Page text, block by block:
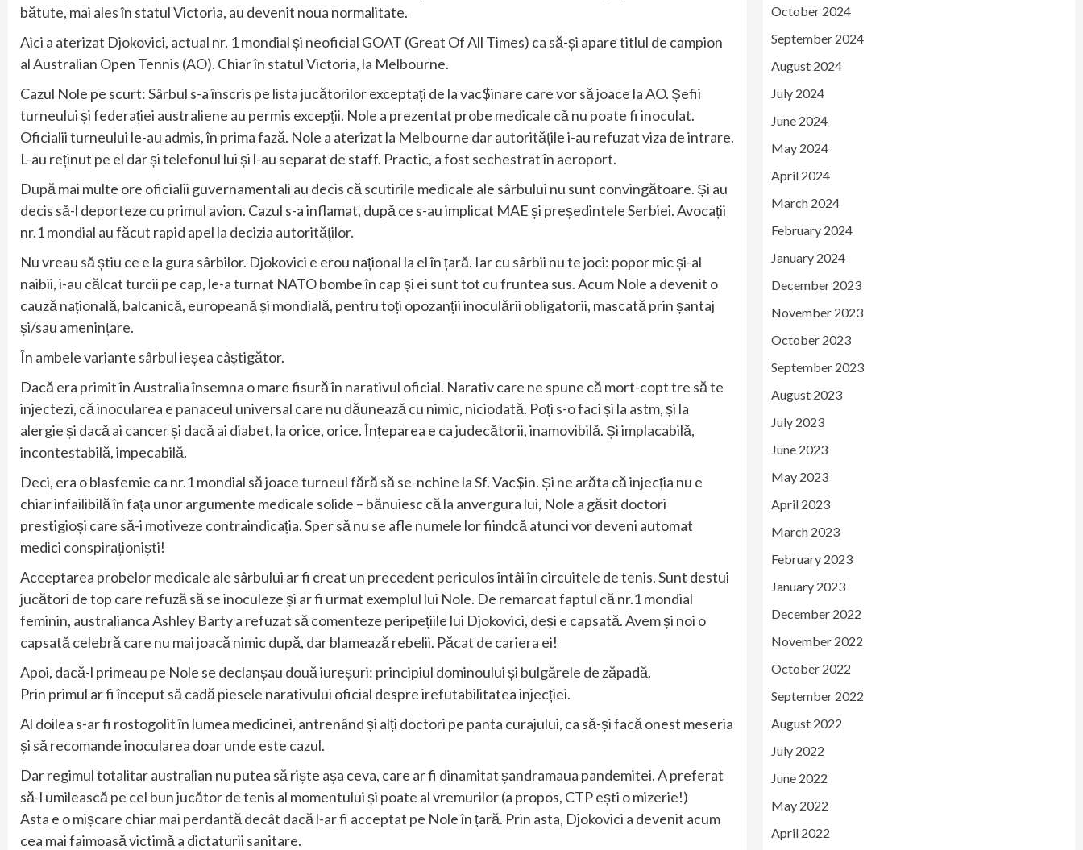
bătute, mai ales în statul Victoria, au devenit noua normalitate.
Aici a aterizat Djokovici, actual nr. 1 mondial și neoficial GOAT (Great Of All Times) ca să-și apare titlul de campion
al Australian Open Tennis (AO). Chiar în statul Victoria, la Melbourne.
Cazul Nole pe scurt: Sârbul s-a înscris pe lista jucătorilor exceptați de la vac$inare care vor să joace la AO. Șefii
turneului și federației australiene au permis excepții. Nole a prezentat probe medicale că nu poate fi inoculat.
Oficialii turneului le-au admis, în prima fază. Nole a aterizat la Melbourne dar autoritățile i-au refuzat viza de intrare.
L-au reținut pe el dar și telefonul lui și l-au separat de staff. Practic, a fost sechestrat în aeroport.
După mai multe ore oficialii guvernamentali au decis că scutirile medicale ale sârbului nu sunt convingătoare. Și au
decis să-l deporteze cu primul avion. Cazul s-a inflamat, după ce s-au implicat MAE și președintele Serbiei. Avocații
nr.1 mondial au făcut rapid apel la decizia autorităților.
Nu vreau să știu ce e la gura sârbilor. Djokovici e erou național la el în țară. Iar cu sârbii nu te joci: popor mic și-al
naibii, i-au călcat turcii pe cap, le-a turnat NATO bombe în cap și ei sunt tot cu fruntea sus. Acum Nole a devenit o
cauză națională, balcanică, europeană și mondială, pentru toți opozanții inoculării obligatorii, mascată prin șantaj
și/sau amenințare.
În ambele variante sârbul ieșea câștigător.
Dacă era primit în Australia însemna o mare fisură în narativul oficial. Narativ care ne spune că mort-copt tre să te
injectezi, că inocularea e panaceul universal care nu dăunează cu nimic, niciodată. Poți s-o faci și la astm, și la
alergie și dacă ai cancer și dacă ai diabet, la orice, orice. Înțeparea e ca judecătorii, inamovibilă. Și implacabilă,
incontestabilă, impecabilă.
Deci, era o blasfemie ca nr.1 mondial să joace turneul fără să se-nchine la Sf. Vac$in. Și ne arăta că injecția nu e
chiar infailibilă în fața unor argumente medicale solide – bănuiesc că la anvergura lui, Nole a găsit doctori
prestigioși care să-i motiveze contraindicația. Sper să nu se afle numele lor fiindcă atunci vor deveni automat
medici conspiraționiști!
Acceptarea probelor medicale ale sârbului ar fi creat un precedent periculos întâi în circuitele de tenis. Sunt destui
jucători de top care refuză să se inoculeze și ar fi urmat exemplul lui Nole. De remarcat faptul că nr.1 mondial
feminin, australianca Ashley Barty a refuzat să comenteze peripețiile lui Djokovici, deși e capsată. Avem și noi o
capsată celebră care nu mai joacă nimic după, dar blamează rebelii. Păcat de cariera ei!
Apoi, dacă-l primeau pe Nole se declanșau două iureșuri: principiul dominoului și bulgărele de zăpadă.
Prin primul ar fi început să cadă piesele narativului oficial despre irefutabilitatea injecției.
Al doilea s-ar fi rostogolit în lumea medicinei, antrenând și alți doctori pe panta curajului, ca să-și facă onest meseria
și să recomande inocularea doar unde este cazul.
Dar regimul totalitar australian nu putea să riște așa ceva, care ar fi dinamitat șandramaua pandemitei. A preferat
să-l umilească pe cel bun jucător de tenis al momentului și poate al vremurilor (a propos, CTP ești o mizerie!)
Asta e o mișcare chiar mai perdantă decât dacă l-ar fi acceptat pe Nole în țară. Prin asta, Djokovici a devenit acum
cea mai faimoasă victimă a dictaturii sanitare.
October 2024
September 2024
August 2024
July 2024
June 2024
May 2024
April 2024
March 2024
February 2024
January 2024
December 2023
November 2023
October 2023
September 2023
August 2023
July 2023
June 2023
May 2023
April 2023
March 2023
February 2023
January 2023
December 2022
November 2022
October 2022
September 2022
August 2022
July 2022
June 2022
May 2022
April 2022